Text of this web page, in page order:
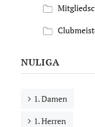
NULIGA
1. Damen
1. Herren